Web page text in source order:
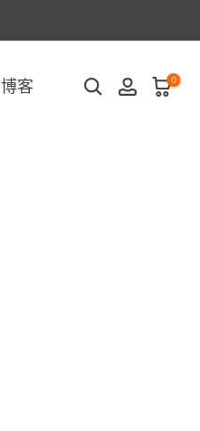
博客 0